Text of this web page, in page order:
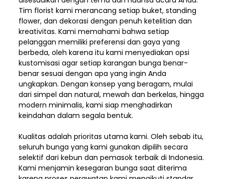
Tim florist kami merancang setiap buket, standing
flower, dan dekorasi dengan penuh ketelitian dan
kreativitas. Kami memahami bahwa setiap
pelanggan memiliki preferensi dan gaya yang
berbeda, oleh karena itu kami menyediakan opsi
kustomisasi agar setiap karangan bunga benar-
benar sesuai dengan apa yang ingin Anda
ungkapkan. Dengan konsep yang beragam, mulai
dari simpel dan natural, mewah dan berkelas, hingga
modern minimalis, kami siap menghadirkan
keindahan dalam segala bentuk.
Kualitas adalah prioritas utama kami. Oleh sebab itu,
seluruh bunga yang kami gunakan dipilih secara
selektif dari kebun dan pemasok terbaik di Indonesia.
Kami menjamin kesegaran bunga saat diterima